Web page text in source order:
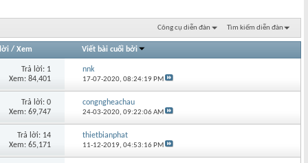
Công cụ diễn đàn Tìm kiếm diễn đàn
/ Xem Viết bài cuối bởi
Trả lời: 1
Xem: 84,401
nnk
17-07-2020,08:24:19 PM
Trả lời: 0
Xem: 69,747
congngheachau
24-03-2020,09:22:06 AM
Trả lời: 14
Xem: 65,171
thietbianphat
11-12-2019,04:53:16 PM